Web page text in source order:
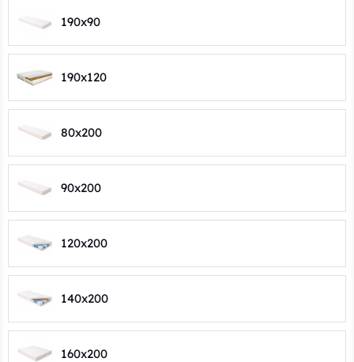
190x90
190x120
80x200
90x200
120x200
140x200
160x200